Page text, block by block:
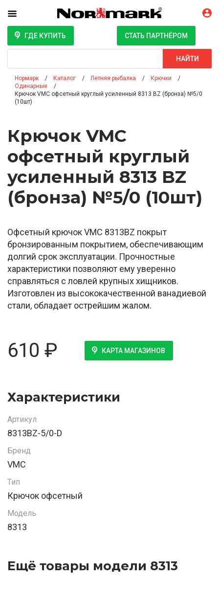
ГДЕ КУПИТЬ СТАТЬ ПАРТНЁРОМ
НАЙТИ
Нормарк Каталог Летняя рыбалка
Крючки
Одинарные
Крючок VMC офсетный круглый усиленный 8313 BZ (бронза) №5/0
(10шт)
Крючок VMC
офсетный круглый
усиленный 8313 BZ
(бронза) №5/0 (10шт)
Офсетный крючок VMC 8313BZ покрыт
бронзированным покрытием, обеспечивающим
долгий срок эксплуатации. Прочностные
характеристики позволяют ему уверенно
справляться с ловлей крупных хищников.
Изготовлен из высококачественной ванадиевой
стали, обладает острейшим жалом.
610 ₽ КАРТА МАГАЗИНОВ
Характеристики
Артикул
8313BZ-5/0-D
Бренд
VMC
Тип
Крючок офсетный
Модель
8313
Ещё товары модели 8313